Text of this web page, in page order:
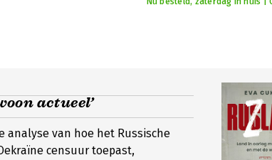
actueel’
analyse van hoe het Russische
censuur toepast,